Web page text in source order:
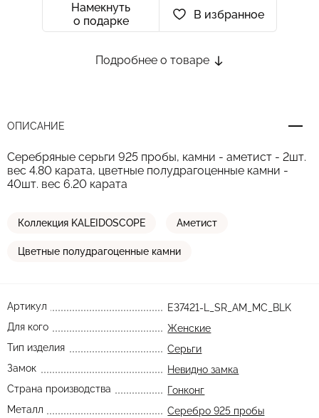
Намекнуть
о подарке
В избранное
Подробнее о товаре
ОПИСАНИЕ
Серебряные серьги 925 пробы, камни - аметист - 2шт.
вес 4.80 карата, цветные полудрагоценные камни -
40шт. вес 6.20 карата
Коллекция KALEIDOSCOPE Аметист
Цветные полудрагоценные камни
Артикул
E37421-L_SR_AM_MC_BLK
Для кого
Женские
Тип изделия
Серьги
Замок
Невидно замка
Страна производства
Гонконг
Металл
Серебро 925 пробы